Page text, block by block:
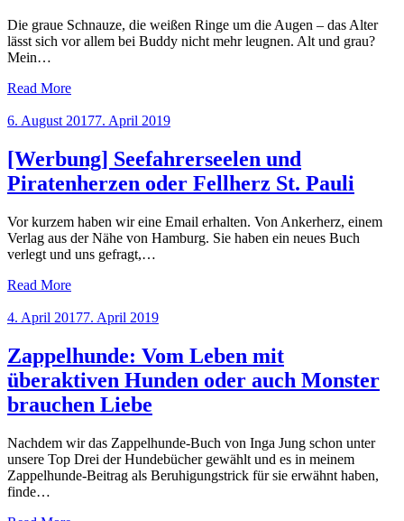
Die graue Schnauze, die weißen Ringe um die Augen – das Alter
lässt sich vor allem bei Buddy nicht mehr leugnen. Alt und grau?
Mein…
Read More
Posted
6. August 20177. April 2019
[Werbung] Seefahrerseelen und
Piratenherzen oder Fellherz St. Pauli
Vor kurzem haben wir eine Email erhalten. Von Ankerherz, einem
Verlag aus der Nähe von Hamburg. Sie haben ein neues Buch
verlegt und uns gefragt,…
Read More
Posted
4. April 20177. April 2019
Zappelhunde: Vom Leben mit
überaktiven Hunden oder auch Monster
brauchen Liebe
Nachdem wir das Zappelhunde-Buch von Inga Jung schon unter
unsere Top Drei der Hundebücher gewählt und es in meinem
Zappelhunde-Beitrag als Beruhigungstrick für sie erwähnt haben,
finde…